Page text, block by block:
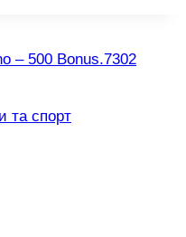
– 500 Bonus.7302
та спорт